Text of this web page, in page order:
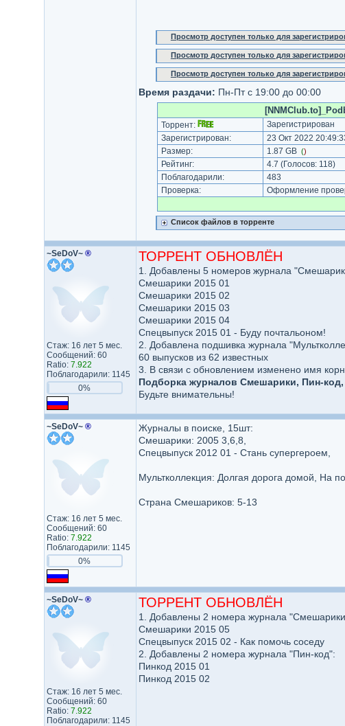
Просмотр доступен только для
Просмотр доступен только для
Просмотр доступен только для
Время раздачи: Пн-Пт с 19:00 до 00:00
Торрент:
Зарегистрирован
Зарегистрирован:
23 Окт 2022
Размер:
1.87 GB ()
Рейтинг: 4.7 (Голосов: 118)
Поблагодарили:
483
Проверка:
Оформление
Список файлов в торренте
~SeDoV~ ®
Стаж: 16 лет 5 мес.
Сообщений: 60
Ratio: 7.922
Поблагодарили: 1145
0%
ТОРРЕНТ ОБНОВЛЁН
1. Добавлены 5 номеров журнала
Смешарики 2015 01
Смешарики 2015 02
Смешарики 2015 03
Смешарики 2015 04
Спецвыпуск 2015 01 - Буду почтальоном!
2. Добавлена подшивка журнала
60 выпусков из 62 известных
3. В связи с обновлением изменено имя
Подборка журналов Смешарики, Пин-
Будьте внимательны!
~SeDoV~ ®
Стаж: 16 лет 5 мес.
Сообщений: 60
Ratio: 7.922
Поблагодарили: 1145
0%
Журналы в поиске, 15шт:
Смешарики: 2005 3,6,8,
Спецвыпуск 2012 01 - Стань супергероем,
Мультколлекция: Долгая дорога домой, На
Страна Смешариков: 5-13
~SeDoV~ ®
Стаж: 16 лет 5 мес.
Сообщений: 60
Ratio: 7.922
Поблагодарили: 1145
ТОРРЕНТ ОБНОВЛЁН
1. Добавлены 2 номера журнала
Смешарики 2015 05
Спецвыпуск 2015 02 - Как помочь соседу
2. Добавлены 2 номера журнала "Пин-код":
Пинкод 2015 01
Пинкод 2015 02